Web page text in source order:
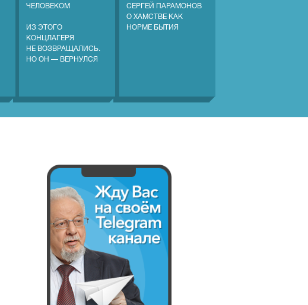
ЧЕЛОВЕКОМ
ИЗ ЭТОГО
КОНЦЛАГЕРЯ
НЕ ВОЗВРАЩАЛИСЬ.
НО ОН — ВЕРНУЛСЯ
СЕРГЕЙ ПАРАМОНОВ
О ХАМСТВЕ КАК
НОРМЕ БЫТИЯ